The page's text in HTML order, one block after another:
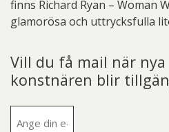
finns Richard Ryan – Woman
glamorösa och uttrycksfulla
Vill du få mail när
konstnären blir